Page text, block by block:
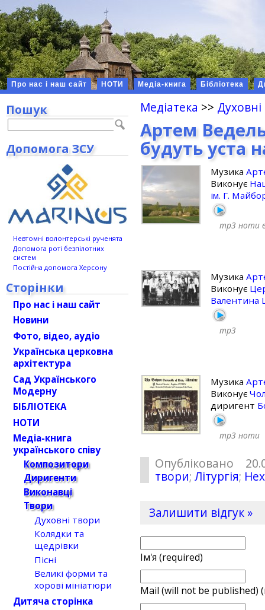
Про нас і наш сайт НОТИ Медіа-книга Бібліотека
Медіатека >>
Артем
будуть уста
Музика
Виконує
ім. Г.
mp3 ноти
Музика
Виконує
Валентина
mp3
Музика
Виконує
диригент
mp3 ноти
Опубліковано
твори;Літургія;
Залишити відгук »
Ім'я (required)
Mail (will not be published)
Пошук
Допомога ЗСУ
Невтомні волонтерські рученята
Допомога роті безпілотних
систем
Постійна допомога Херсону
Сторінки
Про нас і наш сайт
Новини
Фото, відео, аудіо
Українська церковна
архітектура
Сад Українського
Модерну
БІБЛІОТЕКА
НОТИ
Медіа-книга
українського співу
Композитори
Диригенти
Виконавці
Твори
Духовні твори
Колядки та
щедрівки
Пісні
Великі форми та
хорові мініатюри
Дитяча сторінка